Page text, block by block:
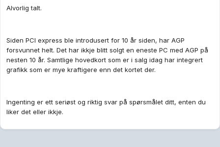
Alvorlig talt.
Siden PCI express ble introdusert for 10 år siden, har AGP
forsvunnet helt. Det har ikkje blitt solgt en eneste PC med AGP på
nesten 10 år. Samtlige hovedkort som er i salg idag har integrert
grafikk som er mye kraftigere enn det kortet der.
Ingenting er ett seriøst og riktig svar på spørsmålet ditt, enten du
liker det eller ikkje.